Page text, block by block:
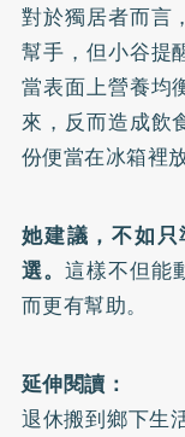
對於獨居者而言
幫手，但小谷提
當表面上營養均
來，反而造成飲
份便當在冰箱裡
她建議，不如
選。 這樣不但能
而更有幫助。
延伸閱讀：
退休搬到鄉下生